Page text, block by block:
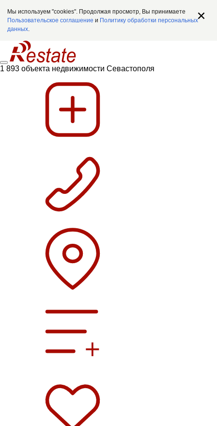
Мы используем "cookies". Продолжая просмотр, Вы принимаете
Пользовательское соглашение и Политику обработки персональных
данных.
1 893 объекта недвижимости Севастополя